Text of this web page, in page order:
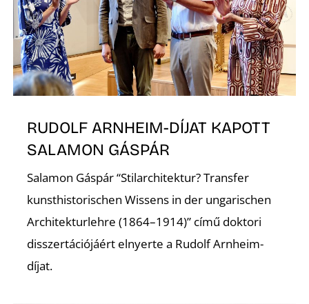
RUDOLF ARNHEIM-DÍJAT KAPOTT
SALAMON GÁSPÁR
Salamon Gáspár “Stilarchitektur? Transfer
kunsthistorischen Wissens in der ungarischen
Architekturlehre (1864–1914)” című doktori
disszertációjáért elnyerte a Rudolf Arnheim-
díjat.